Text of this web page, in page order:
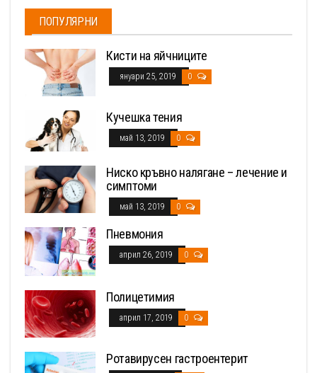
ПОПУЛЯРНИ
Кисти на яйчниците
януари 25, 2019 0
Кучешка тения
май 13, 2019 0
Ниско кръвно налягане – лечение и
симптоми
май 13, 2019 0
Пневмония
април 26, 2019 0
Полицетимия
април 17, 2019 0
Ротавирусен гастроентерит